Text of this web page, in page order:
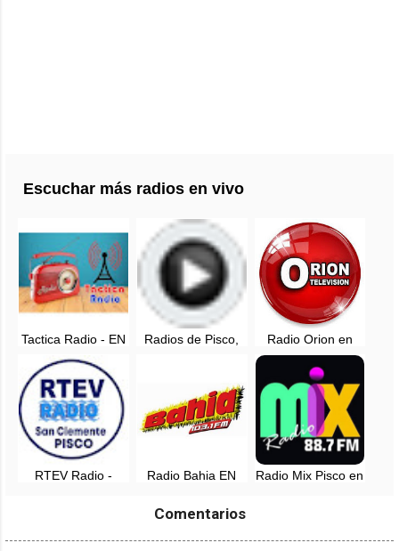
Escuchar más radios en vivo
Tactica Radio - EN
Radios de Pisco,
Radio Orion en
vivo - 100.3 FM -
Pisco, Ica
RTEV Radio -
Radio Bahia EN
Radio Mix Pisco en
Comentarios